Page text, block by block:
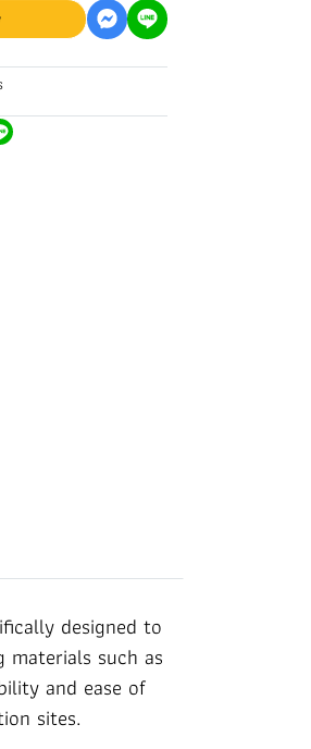
designed to
such as
and ease of
sites.